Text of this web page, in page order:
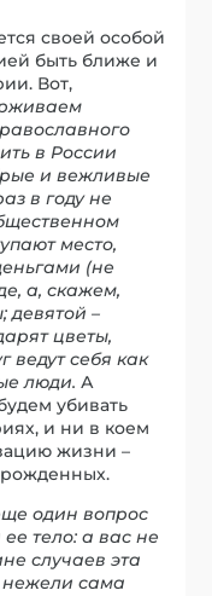
своей особой
быть ближе и
Вот,
в России
и вежливые
в году не
место,
(не
а, скажем,
девятой –
цветы,
ведут себя как
люди. А
убивать
и ни в коем
жизни –
один вопрос
тело: а вас не
случаев эта
нежели сама